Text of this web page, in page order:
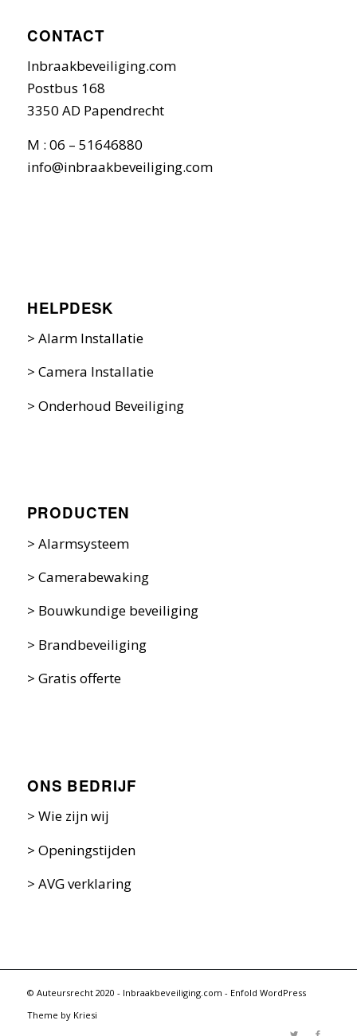
CONTACT
Inbraakbeveiliging.com
Postbus 168
3350 AD Papendrecht
M : 06 – 51646880
info@inbraakbeveiliging.com
HELPDESK
> Alarm Installatie
> Camera Installatie
> Onderhoud Beveiliging
PRODUCTEN
> Alarmsysteem
> Camerabewaking
> Bouwkundige beveiliging
> Brandbeveiliging
> Gratis offerte
ONS BEDRIJF
> Wie zijn wij
> Openingstijden
> AVG verklaring
© Auteursrecht 2020 - Inbraakbeveiliging.com - Enfold WordPress
Theme by Kriesi